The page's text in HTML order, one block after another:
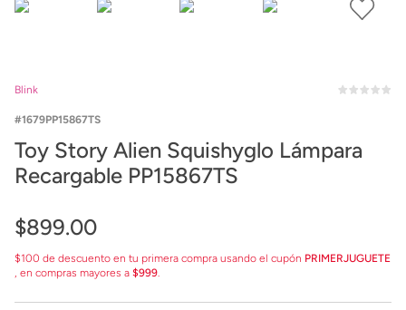
Blink
1679PP15867TS
Toy Story Alien Squishyglo Lámpara
Recargable PP15867TS
$899.00
$100 de descuento en tu primera compra usando el cupón PRIMERJUGUETE
, en compras mayores a $999.